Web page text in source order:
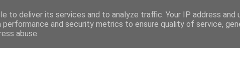
to deliver its services and to analyze traffic. Your IP address and
performance and security metrics to ensure quality of service,
abuse.